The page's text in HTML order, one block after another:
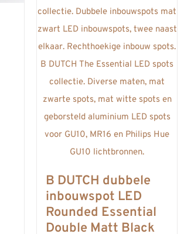
B DUTCH dubbele
inbouwspot LED
Rounded Essential
Double Matt Black